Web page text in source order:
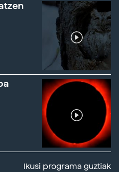
Ikusi programa guztiak